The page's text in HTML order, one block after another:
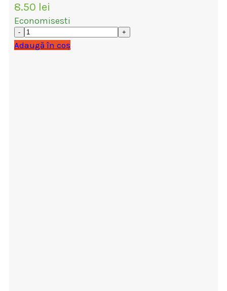
8.50 lei
Economisesti
Adaugă în coș